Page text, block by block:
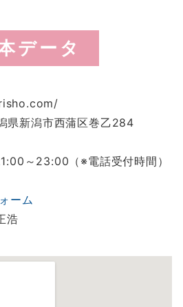
データ
県新潟市西蒲区巻乙284
～23:00（※電話受付時間）
ーム
浩